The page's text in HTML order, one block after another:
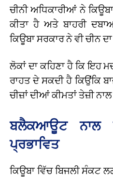
ਚੀਨੀ ਅਧਿਕਾਰੀਆਂ ਨੇ
ਕੀਤਾ ਹੈ ਅਤੇ ਬਾਹਰੀ
ਕਿਊਬਾ ਸਰਕਾਰ ਨੇ ਵੀ ਚੀਨ
ਲੋਕਾਂ ਦਾ ਕਹਿਣਾ ਹੈ ਕਿ ਇਹ
ਰਾਹਤ ਦੇ ਸਕਦੀ ਹੈ ਕਿਉਂਕਿ
ਚੀਜ਼ਾਂ ਦੀਆਂ ਕੀਮਤਾਂ ਤੇਜ਼ੀ
ਬਲੈਕਆਊਟ ਨਾਲ
ਪ੍ਰਭਾਵਿਤ
ਕਿਊਬਾ ਵਿੱਚ ਬਿਜਲੀ ਸੰਕਟ